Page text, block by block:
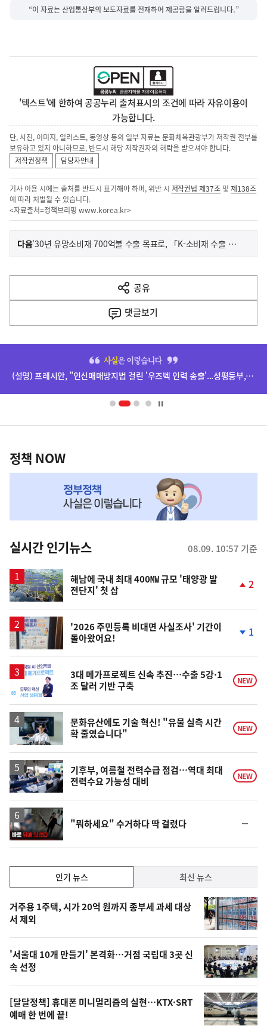
“이 자료는 산업통상부의 보도자료를 전재하여 제공함을 알려드립니다.”
'텍스트'에 한하여 공공누리 출처표시의 조건에 따라 자유이용이
가능합니다.
단, 사진, 이미지, 일러스트, 동영상 등의 일부 자료는 문화체육관광부가 저작권 전부를
보유하고 있지 아니하므로, 반드시 해당 저작권자의 허락을 받으셔야 합니다.
저작권정책
담당자안내
기사 이용 시에는 출처를 반드시 표기해야 하며, 위반 시 저작권법 제37조 및제138조
에 따라 처벌될 수 있습니다.
<자료출처=정책브리핑 www.korea.kr>
이
전
다
음
다음기
사
'30년 유망소비재 700억불 수출 목표로, 「K-소비재 수출 확대 방안」 마련
공유
열
기
댓글보기
영
(설명) 프레시안, "인신매매방지법 걸린 '우즈벡 인력 송출'...성평등부,노동·법무부에 개선 요청" 관련
책
NOW,
뉴
스
정책 NOW
실시간 인기뉴스 08.09. 10:57 기준
해남에 국내 최대 400㎿ 규모 '태양광 발
전단지' 첫 삽
상
2
'2026 주민등록 비대면 사실조사' 기간이
돌아왔어요!
하
락
1
3대 메가프로젝트 신속 추진…수출 5강·1
조 달러 기반 구축
NEW
문화유산에도 기술 혁신! "유물 실측 시간
확 줄였습니다"
NEW
기후부, 여름철 전력수급 점검…역대 최대
전력수요 가능성 대비
NEW
영
상
"뭐하세요" 수거하다 딱 걸렸다
일
기,
최
신,
오
늘
의
영
상
인기 뉴스 최신 뉴스
기
뉴
스
거주용 1주택, 시가 20억 원까지 종부세 과세 대상
서 제외
'서울대 10개 만들기' 본격화…거점 국립대 3곳 신
속 선정
[달달정책] 휴대폰 미니멀리즘의 실현…KTX·SRT
예매 한 번에 끝!